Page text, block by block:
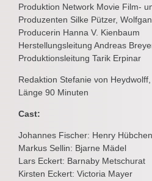
Produktion Network Movie Film-
Produzenten Silke Pützer,
Producerin Hanna V. Kienbaum
Herstellungsleitung Andreas
Produktionsleitung Tarik Erpinar
Redaktion Stefanie von
Länge 90 Minuten
Cast:
Johannes Fischer: Henry Hübchen
Markus Sellin: Bjarne Mädel
Lars Eckert: Barnaby Metschurat
Kirsten Eckert: Victoria Mayer